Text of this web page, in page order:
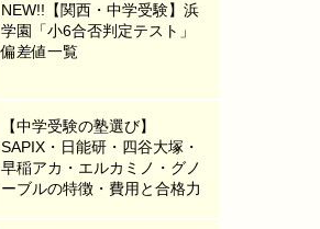
NEW!!【関西・中学受験】浜
学園「小6合否判定テスト」
偏差値一覧
【中学受験の塾選び】
SAPIX・日能研・四谷大塚・
早稲アカ・エルカミノ・グノ
ーブルの特徴・費用と合格力